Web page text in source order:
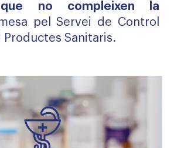
no compleixen la
pel Servei de Control
Productes Sanitaris.